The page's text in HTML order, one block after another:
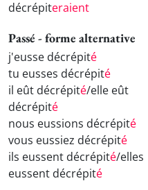
décrépiteraient
Passé - forme alternative
j'eusse décrépité
tu eusses décrépité
il eût décrépité/elle eût
décrépité
nous eussions décrépité
vous eussiez décrépité
ils eussent décrépité/elles
eussent décrépité